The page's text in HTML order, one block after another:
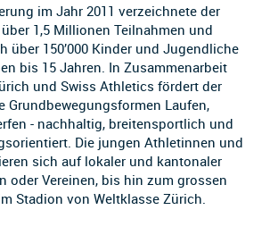
im Jahr 2011 verzeichnete der
1,5 Millionen Teilnahmen und
über 150’000 Kinder und Jugendliche
bis 15 Jahren. In Zusammenarbeit
und Swiss Athletics fördert der
Grundbewegungsformen Laufen,
- nachhaltig, breitensportlich und
Die jungen Athletinnen und
sich auf lokaler und kantonaler
oder Vereinen, bis hin zum grossen
Stadion von Weltklasse Zürich.